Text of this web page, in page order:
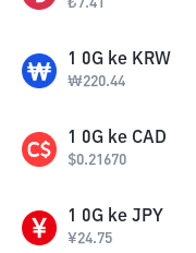
₺7.41
1 0G ke KRW
₩220.44
1 0G ke CAD
$0.21670
1 0G ke JPY
¥24.75